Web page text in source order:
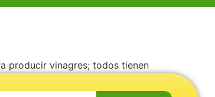
producir vinagres; todos tienen